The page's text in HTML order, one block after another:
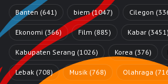
Banten (641) biem(1047) Cilegon
Ekonomi (366) Film (885) Kabar (3451)
Kabupaten Serang (1026) Korea (376)
Lebak (708) Musik (768) Olahraga